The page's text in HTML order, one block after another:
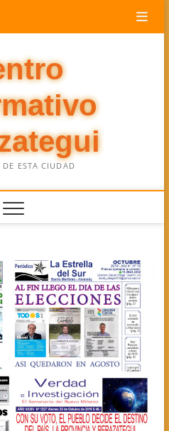
ESTA CIUDAD